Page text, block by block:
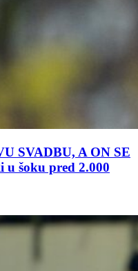
SVADBU, A ON SE
šoku pred 2.000